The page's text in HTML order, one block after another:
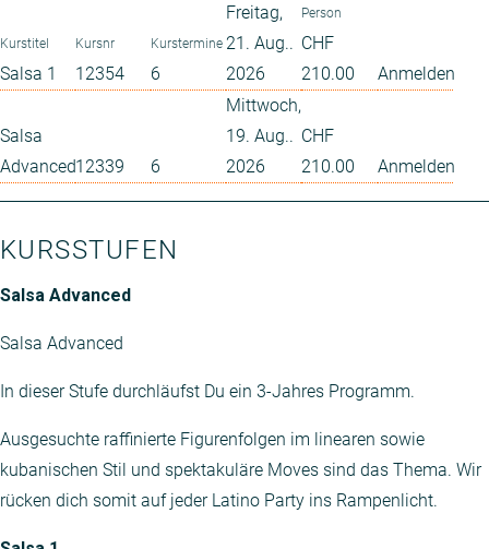
Kurstitel
Salsa 1
Kursnr
12354
Kurstermine
6
Freitag,
21. Aug..
2026
Person
CHF
210.00
Anmelden
Salsa
Advanced12339 6
Mittwoch,
19. Aug..
2026
CHF
210.00
Anmelden
KURSSTUFEN
Salsa Advanced
Salsa Advanced
In dieser Stufe durchläufst Du ein 3-Jahres Programm.
Ausgesuchte raffinierte Figurenfolgen im linearen sowie
kubanischen Stil und spektakuläre Moves sind das Thema. Wir
rücken dich somit auf jeder Latino Party ins Rampenlicht.